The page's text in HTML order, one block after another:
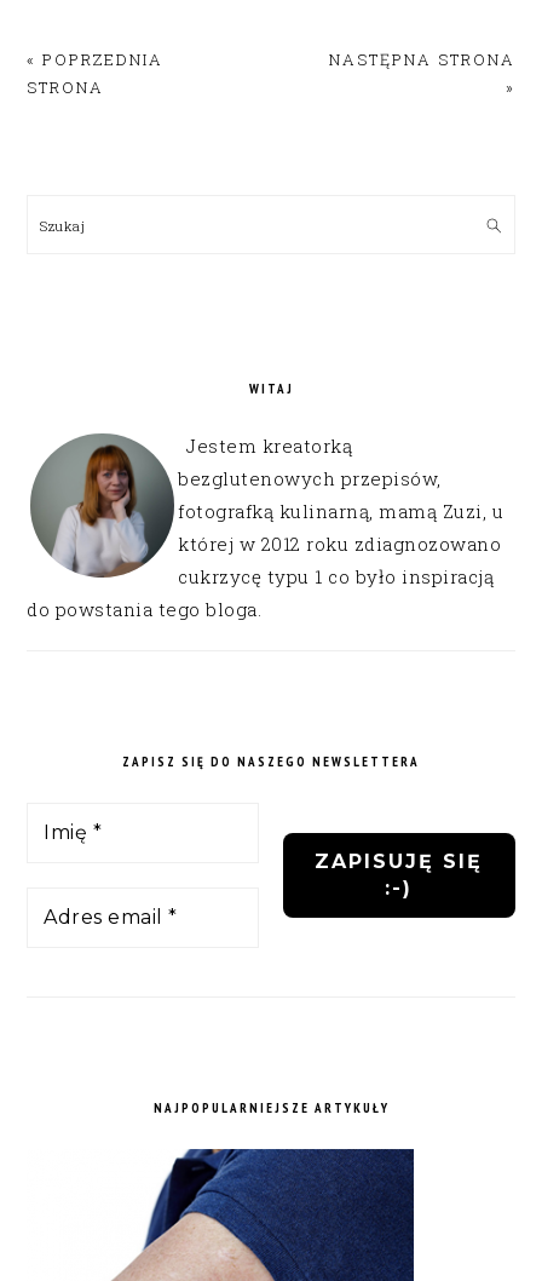
« POPRZEDNIA
STRONA
NASTĘPNA STRONA
»
Szukaj
WITAJ
Jestem kreatorką
bezglutenowych przepisów,
fotografką kulinarną, mamą Zuzi, u
której w 2012 roku zdiagnozowano
cukrzycę typu 1 co było inspiracją
do powstania tego bloga.
ZAPISZ SIĘ DO NASZEGO NEWSLETTERA
NAJPOPULARNIEJSZE ARTYKUŁY